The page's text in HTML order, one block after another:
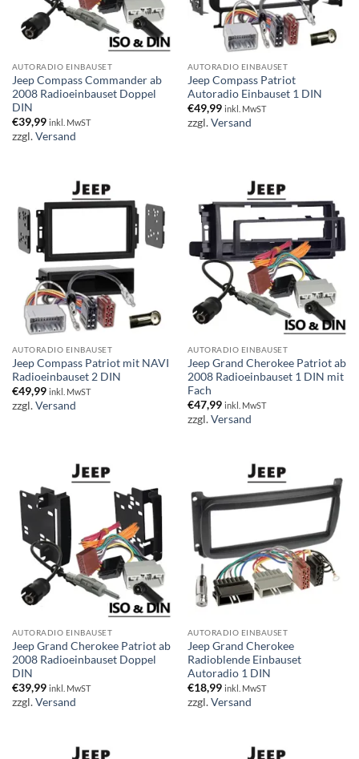
AUTORADIO EINBAUSET
Jeep Compass Commander ab
2008 Radioeinbauset Doppel
DIN
€39,99 inkl. MwST
zzgl.Versand
AUTORADIO EINBAUSET
Jeep Compass Patriot
Autoradio Einbauset 1 DIN
€49,99 inkl. MwST
zzgl.Versand
AUTORADIO EINBAUSET
Jeep Compass Patriot mit NAVI
Radioeinbauset 2 DIN
€49,99 inkl. MwST
zzgl.Versand
AUTORADIO EINBAUSET
Jeep Grand Cherokee Patriot ab
2008 Radioeinbauset 1 DIN mit
Fach
€47,99 inkl. MwST
zzgl.Versand
AUTORADIO EINBAUSET
Jeep Grand Cherokee Patriot ab
2008 Radioeinbauset Doppel
DIN
€39,99 inkl. MwST
zzgl.Versand
AUTORADIO EINBAUSET
Jeep Grand Cherokee
Radioblende Einbauset
Autoradio 1 DIN
€18,99 inkl. MwST
zzgl.Versand